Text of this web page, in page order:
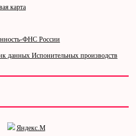
карта
ФНС России
Испонительных производств